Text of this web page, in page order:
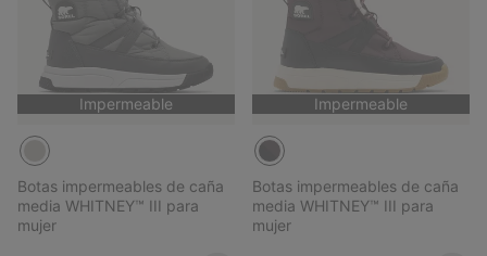
Impermeable
Botas impermeables de caña
media WHITNEY™ III para
mujer
Impermeable
Botas impermeables de caña
media WHITNEY™ III para
mujer